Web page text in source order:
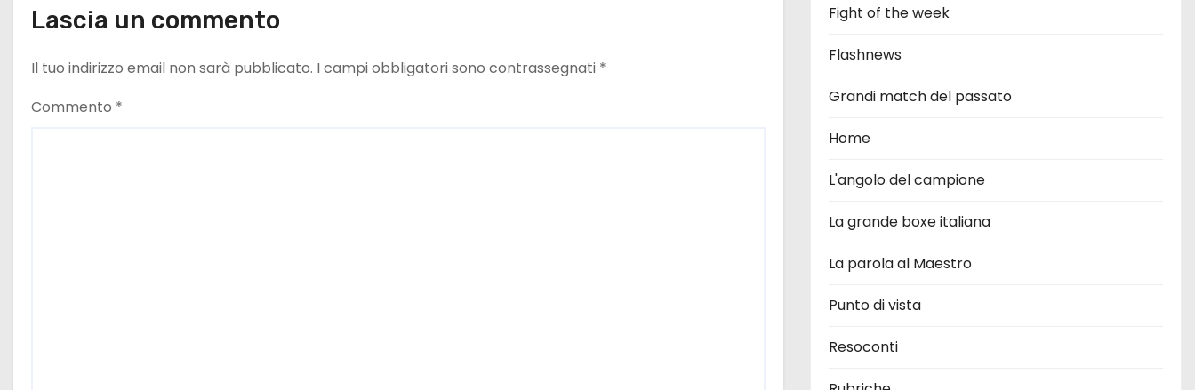
c
l
i
Lascia un commento
Il tuo indirizzo email non sarà pubblicato. I campi obbligatori sono contrassegnati *
Commento *
Fight of the week
Flashnews
Grandi match del passato
Home
L'angolo del campione
La grande boxe italiana
La parola al Maestro
Punto di vista
Resoconti